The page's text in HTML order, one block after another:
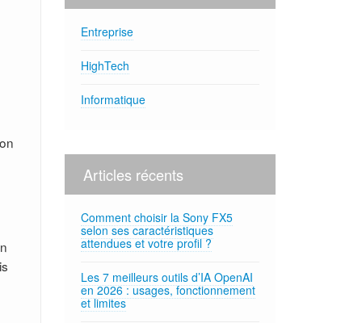
Entreprise
HighTech
Informatique
Articles récents
Comment choisir la Sony FX5
selon ses caractéristiques
attendues et votre profil ?
Les 7 meilleurs outils d’IA OpenAI
en 2026 : usages, fonctionnement
et limites